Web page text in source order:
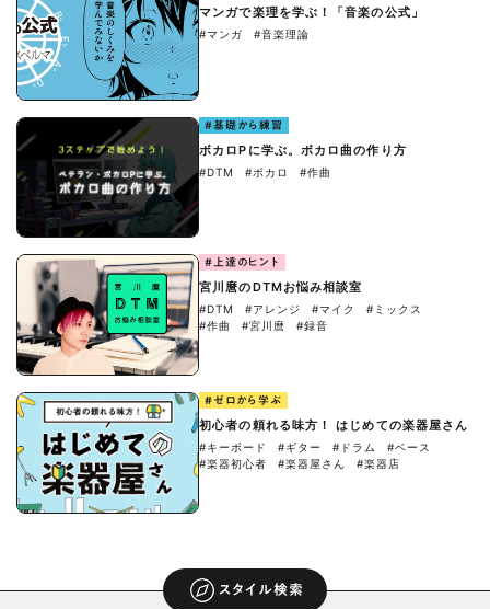
マンガで楽理を学ぶ！「音楽の公式」
#マンガ #音楽理論
#基礎から練習
ボカロPに学ぶ。ボカロ曲の作り方
#DTM #ボカロ #作曲
#上達のヒント
宮川麿のDTMお悩み相談室
#DTM #アレンジ #マイク
#ミックス
#作曲
#宮川麿 #録音
#ゼロから学ぶ
初心者の頼れる味方！ はじめての楽器屋さん
#キーボード #ギター #ドラム
#ベース
#楽器初心者
#楽器屋さん #楽器店
スタイル検索